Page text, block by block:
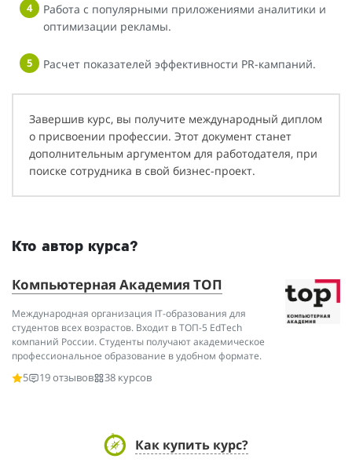
Работа с популярными приложениями аналитики и
оптимизации рекламы.
Расчет показателей эффективности PR-кампаний.
Завершив курс, вы получите международный диплом
о присвоении профессии. Этот документ станет
дополнительным аргументом для работодателя, при
поиске сотрудника в свой бизнес-проект.
Кто автор курса?
Компьютерная Академия ТОП
Международная организация IT-образования для
студентов всех возрастов. Входит в ТОП-5 EdTech
компаний России. Студенты получают академическое
профессиональное образование в удобном формате.
5
19 отзывов 38 курсов
Как купить курс?